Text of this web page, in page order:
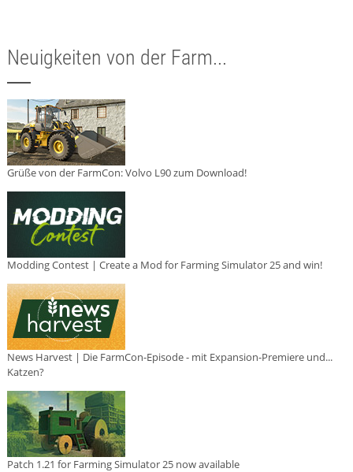
Neuigkeiten von der Farm...
Grüße von der FarmCon: Volvo L90 zum Download!
Modding Contest | Create a Mod for Farming Simulator 25 and win!
News Harvest | Die FarmCon-Episode - mit Expansion-Premiere und...
Katzen?
Patch 1.21 for Farming Simulator 25 now available